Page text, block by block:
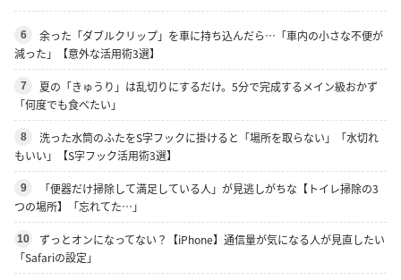
6
余った「ダブルクリップ」を車に持ち込んだら…「車内の小さな不便が
減った」【意外な活用術3選】
7
夏の「きゅうり」は乱切りにするだけ。5分で完成するメイン級おかず
「何度でも食べたい」
8
洗った水筒のふたをS字フックに掛けると「場所を取らない」「水切れ
もいい」【S字フック活用術3選】
9
「便器だけ掃除して満足している人」が見逃しがちな【トイレ掃除の3
つの場所】「忘れてた…」
10
ずっとオンになってない？【iPhone】通信量が気になる人が見直したい
「Safariの設定」